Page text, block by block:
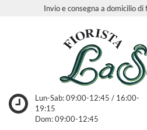
Invio e consegna a domicilio
Lun-Sab: 09:00-12:45 / 16:00-
19:15
Dom: 09:00-12:45